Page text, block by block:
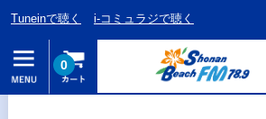
Tuneinで聴く i-コミュラジで聴く
0